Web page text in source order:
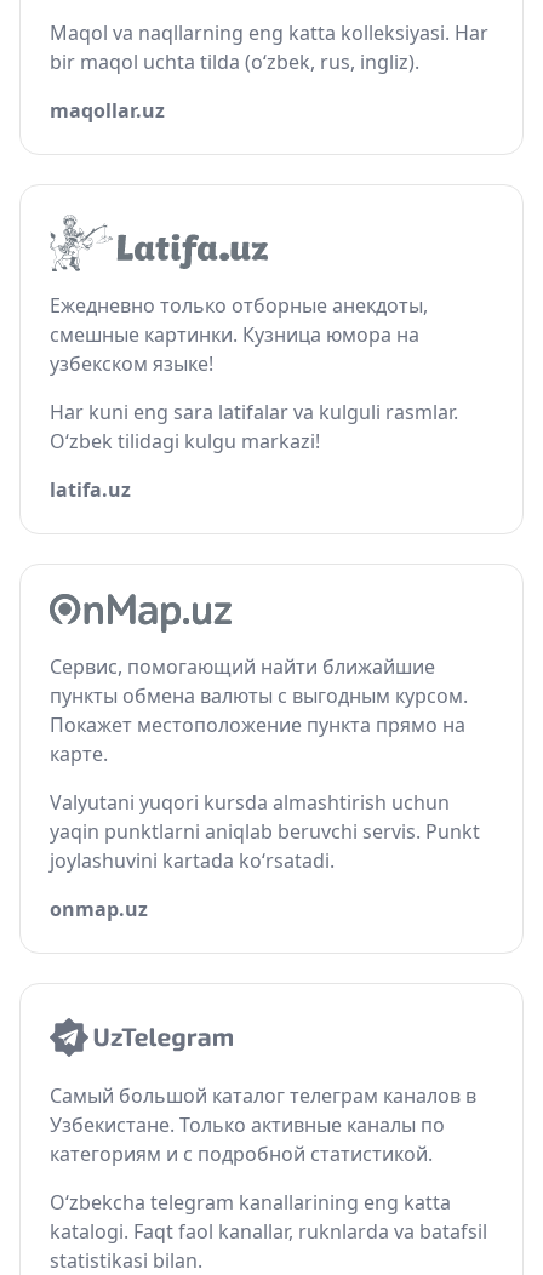
Maqol va naqllarning eng katta kolleksiyasi. Har
bir maqol uchta tilda (o‘zbek, rus, ingliz).
maqollar.uz
Ежедневно только отборные анекдоты,
смешные картинки. Кузница юмора на
узбекском языке!
Har kuni eng sara latifalar va kulguli rasmlar.
O‘zbek tilidagi kulgu markazi!
latifa.uz
Сервис, помогающий найти ближайшие
пункты обмена валюты с выгодным курсом.
Покажет местоположение пункта прямо на
карте.
Valyutani yuqori kursda almashtirish uchun
yaqin punktlarni aniqlab beruvchi servis. Punkt
joylashuvini kartada ko‘rsatadi.
onmap.uz
Самый большой каталог телеграм каналов в
Узбекистане. Только активные каналы по
категориям и с подробной статистикой.
O‘zbekcha telegram kanallarining eng katta
katalogi. Faqt faol kanallar, ruknlarda va batafsil
statistikasi bilan.